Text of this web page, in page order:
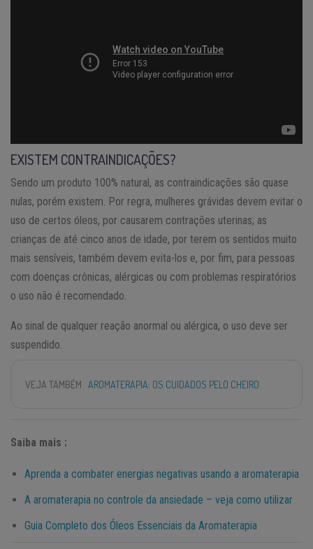
EXISTEM CONTRAINDICAÇÕES?
Sendo um produto 100% natural, as contraindicações são quase
nulas, porém existem. Por regra, mulheres grávidas devem evitar o
uso de certos óleos, por causarem contrações uterinas; as
crianças de até cinco anos de idade, por terem os sentidos muito
mais sensíveis, também devem evita-los e, por fim, para pessoas
com doenças crônicas, alérgicas ou com problemas respiratórios
o uso não é recomendado.
Ao sinal de qualquer reação anormal ou alérgica, o uso deve ser
suspendido.
VEJA TAMBÉM AROMATERAPIA: OS CUIDADOS PELO CHEIRO
Saiba mais :
Aprenda a combater energias negativas usando a aromaterapia
A aromaterapia no controle da ansiedade – veja como utilizar
Guia Completo dos Óleos Essenciais da Aromaterapia